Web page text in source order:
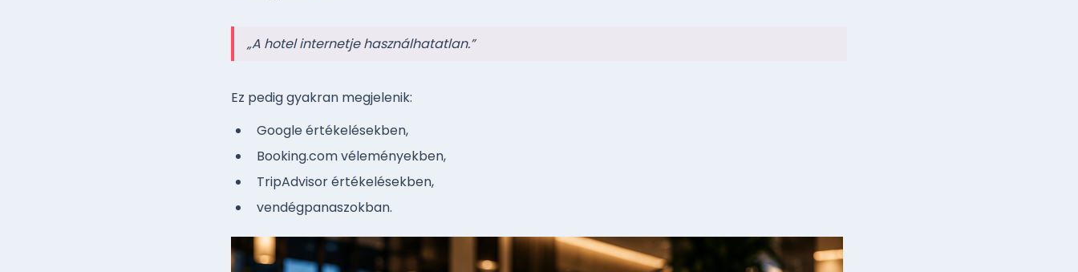
„A hotel internetje használhatatlan.”
Ez pedig gyakran megjelenik:
Google értékelésekben,
Booking.com véleményekben,
TripAdvisor értékelésekben,
vendégpanaszokban.